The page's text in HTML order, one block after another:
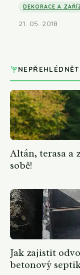
DEKORACE A
21. 05. 2018
Altán, terasa a
sobě!
Jak zajistit
betonový